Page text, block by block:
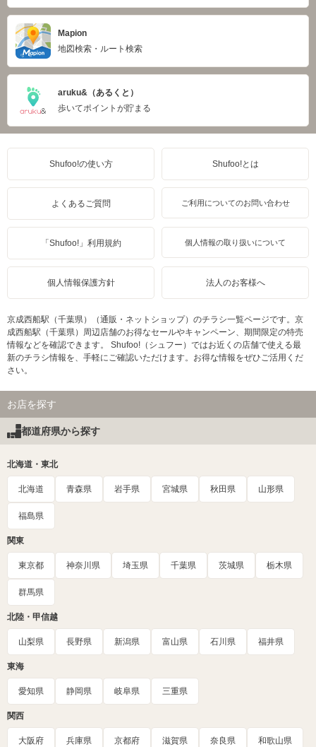
Mapion
地図検索・ルート検索
aruku&（あるくと）
歩いてポイントが貯まる
Shufoo!の使い方 Shufoo!とは
よくあるご質問 ご利用についてのお問い合わせ
「Shufoo!」利用規約 個人情報の取り扱いについて
個人情報保護方針 法人のお客様へ
京成西船駅（千葉県）（通販・ネットショップ）のチラシ一覧ページです。京
成西船駅（千葉県）周辺店舗のお得なセールやキャンペーン、期間限定の特売
情報などを確認できます。 Shufoo!（シュフー）ではお近くの店舗で使える最
新のチラシ情報を、手軽にご確認いただけます。お得な情報をぜひご活用くだ
さい。
お店を探す
都道府県から探す
北海道・東北
北海道 青森県 岩手県 宮城県 秋田県 山形県
福島県
関東
東京都 神奈川県 埼玉県 千葉県 茨城県 栃木県
群馬県
北陸・甲信越
山梨県 長野県 新潟県 富山県 石川県 福井県
東海
愛知県 静岡県 岐阜県 三重県
関西
大阪府 兵庫県 京都府 滋賀県 奈良県 和歌山県